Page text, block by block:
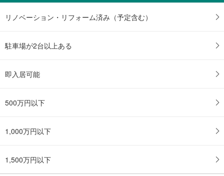
リノベーション・リフォーム済み（予定含む）
駐車場が2台以上ある
即入居可能
500万円以下
1,000万円以下
1,500万円以下